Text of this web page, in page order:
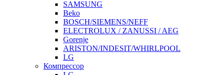
SAMSUNG
Beko
BOSCH/SIEMENS/NEFF
ELECTROLUX / ZANUSSI / AEG
Gorenje
ARISTON/INDESIT/WHIRLPOOL
LG
Компрессор